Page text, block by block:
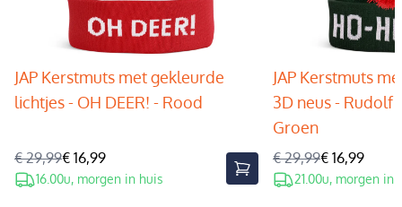
JAP Kerstmuts met gekleurde
lichtjes - OH DEER! - Rood
€ 29,99€ 16,99
16.00u, morgen in huis
JAP Kerstmuts
3D neus - Rudolf
Groen
€ 29,99€ 16,99
21.00u, morgen in